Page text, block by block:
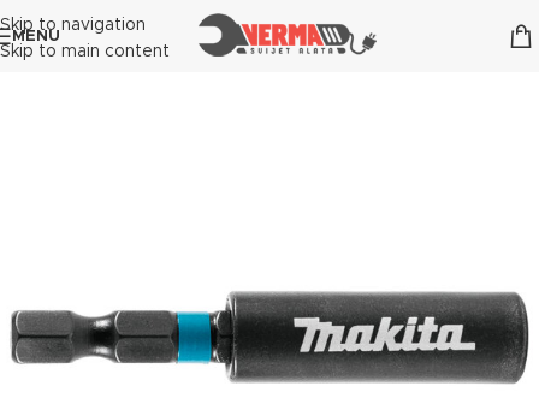
Skip to navigation
Skip to main content
MENU